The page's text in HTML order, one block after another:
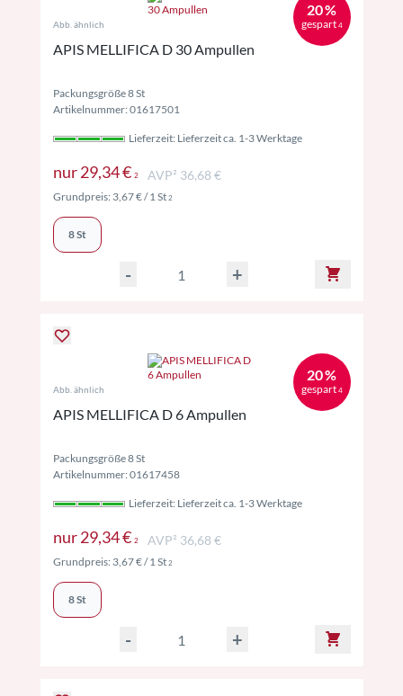
20 %
gespart 4
Abb. ähnlich
APIS MELLIFICA D 30 Ampullen
Packungsgröße 8 St
Artikelnummer: 01617501
Lieferzeit: Lieferzeit ca. 1-3 Werktage
nur29,34 € 2Preise inkl. MwSt. ggf. zzgl. Versand
AVP² 36,68 €
Grundpreis: 3,67 €/ 1 St 2Preise inkl. MwSt. ggf. zzgl. Versand
8 St
- +
20 %
gespart 4
Abb. ähnlich
APIS MELLIFICA D 6 Ampullen
Packungsgröße 8 St
Artikelnummer: 01617458
Lieferzeit: Lieferzeit ca. 1-3 Werktage
nur29,34 € 2Preise inkl. MwSt. ggf. zzgl. Versand
AVP² 36,68 €
Grundpreis: 3,67 €/ 1 St 2Preise inkl. MwSt. ggf. zzgl. Versand
8 St
- +